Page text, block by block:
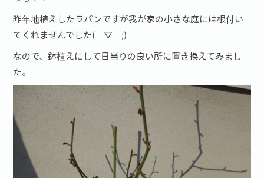
昨年地植えしたラパンですが我が家の小さな庭には根付い
てくれませんでした(￣▽￣;)
なので、鉢植えにして日当りの良い所に置き換えてみまし
た。